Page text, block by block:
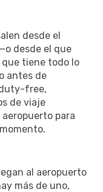
desde el
desde el que
que tiene todo lo
antes de
free,
de viaje
para
al aeropuerto
más de uno,